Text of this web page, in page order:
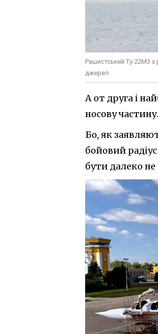
Рашистський Ту-22М3
джерел
А от друга і
носову частину.
Бо, як
бойовий
бути далеко не